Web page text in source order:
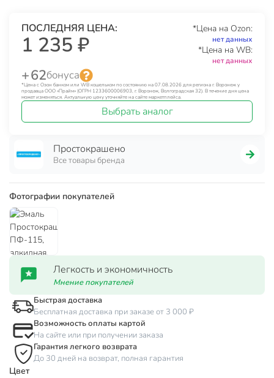
ПОСЛЕДНЯЯ ЦЕНА:
1 235 ₽
*Цена на Ozon:
нет данных
*Цена на WB:
нет данных
+ 62бонуса
*Цена с Озон банком или WB кошельком по состоянию на 07.08.2026 для региона г. Воронеж у
продавца ООО «Прайм» (ОГРН 1233600006903, г. Воронеж, Волгоградская 32). В течение дня цена
может изменяться. Актуальную цену уточняйте на сайте маркетплейса.
Выбрать аналог
Простокрашено
Все товары бренда
Фотографии покупателей
Легкость и экономичность
Мнение покупателей
Быстрая доставка
Бесплатная доставка при заказе от 3 000 ₽
Возможность оплаты картой
На сайте или при получении заказа
Гарантия легкого возврата
До 30 дней на возврат, полная гарантия
Цвет